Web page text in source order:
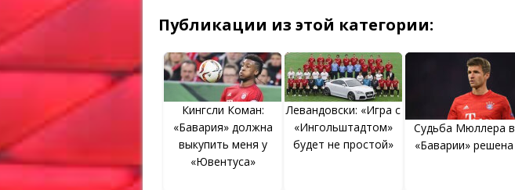
Публикации из этой категории:
Кингсли Коман:
«Бавария» должна
выкупить меня у
«Ювентуса»
Левандовски: «Игра с
«Ингольштадтом»
будет не простой»
Судьба Мюллера в
«Баварии» решена